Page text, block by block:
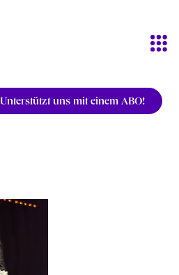
Unterstützt uns mit einem ABO!